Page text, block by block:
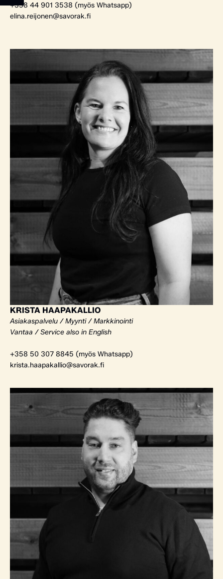
+358 44 901 3538 (myös Whatsapp)
elina.reijonen@savorak.fi
KRISTA HAAPAKALLIO
Asiakaspalvelu / Myynti / Markkinointi
Vantaa / Service also in English
+358 50 307 8845 (myös Whatsapp)
krista.haapakallio@savorak.fi